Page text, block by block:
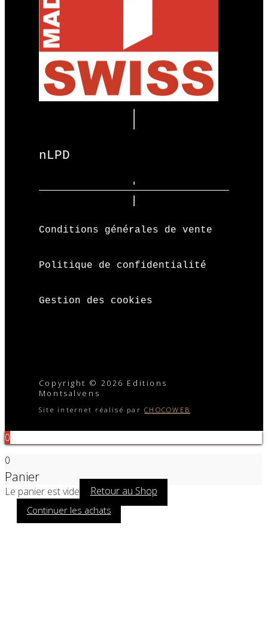
nLPD
Conditions générales de vente
Politique de confidentialité
Gestion des cookies
Copyright © 2026 Editions
Montsalvens
Site internet réalisé parCHOCOWEB
0
0
Panier
Le panier est vide Retour au Shop
Continuer les achats